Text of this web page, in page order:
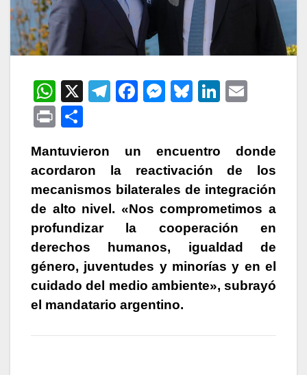
W
h
at
s
A
p
p
X
T
gr
a
m
F
e
b
o
o
k
M
s
e
n
g
er
Bl
s
k
y
Li
dI
n
P
nt m
p
ar
tir
Mantuvieron un encuentro donde
acordaron la reactivación de los
mecanismos bilaterales de integración
de alto nivel. «Nos comprometimos a
profundizar la cooperación en
derechos humanos, igualdad de
género, juventudes y minorías y en el
cuidado del medio ambiente», subrayó
el mandatario argentino.